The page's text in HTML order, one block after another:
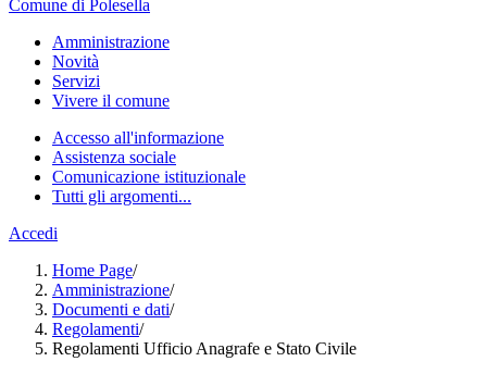
Comune di Polesella
Amministrazione
Novità
Servizi
Vivere il comune
Accesso all'informazione
Assistenza sociale
Comunicazione istituzionale
Tutti gli argomenti...
Accedi
Home Page/
Amministrazione/
Documenti e dati/
Regolamenti/
Regolamenti Ufficio Anagrafe e Stato Civile